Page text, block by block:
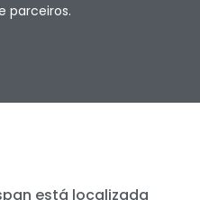
parceiros.
está localizada